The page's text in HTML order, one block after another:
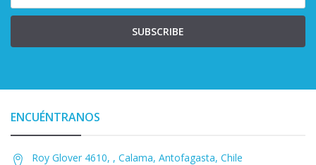
SUBSCRIBE
ENCUÉNTRANOS
Roy Glover 4610, , Calama, Antofagasta, Chile